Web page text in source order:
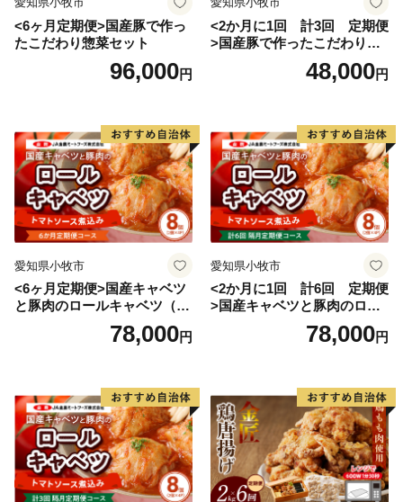
<6ヶ月定期便>国産豚で作っ
たこだわり惣菜セット
96,000円
<2か月に1回 計3回 定期便
>国産豚で作ったこだわり惣
48,000円
愛知県小牧市
<6ヶ月定期便>国産キャベツ
と豚肉のロールキャベツ（4P
78,000円
愛知県小牧市
<2か月に1回 計6回 定期便
>国産キャベツと豚肉のロー
ルキャベツ（4P入り）
78,000円